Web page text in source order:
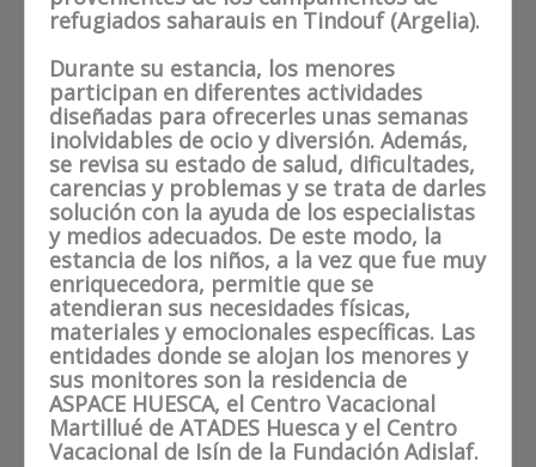
refugiados saharauis en Tindouf (Argelia).
Durante su estancia, los menores
participan en diferentes actividades
diseñadas para ofrecerles unas semanas
inolvidables de ocio y diversión. Además,
se revisa su estado de salud, dificultades,
carencias y problemas y se trata de darles
solución con la ayuda de los especialistas
y medios adecuados. De este modo, la
estancia de los niños, a la vez que fue muy
enriquecedora, permitie que se
atendieran sus necesidades físicas,
materiales y emocionales específicas. Las
entidades donde se alojan los menores y
sus monitores son la residencia de
ASPACE HUESCA, el Centro Vacacional
Martillué de ATADES Huesca y el Centro
Vacacional de Isín de la Fundación Adislaf.